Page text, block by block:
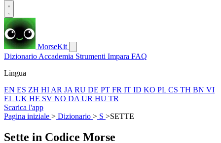
MorseKit
Dizionario Accademia Strumenti Impara FAQ
Lingua
EN ES ZH HI AR JA RU DE PT FR IT ID KO PL CS TH BN VI
EL UK HE SV NO DA UR HU TR
Scarica l'app
Pagina iniziale > Dizionario > S >SETTE
Sette in Codice Morse